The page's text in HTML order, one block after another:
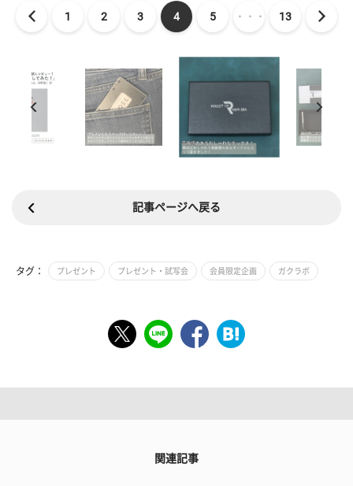
1 2 3 4 5 ・・・ 13
記事ページへ戻る
タグ： プレゼント プレゼント・試写会 会員限定企画 ガクラボ
関連記事